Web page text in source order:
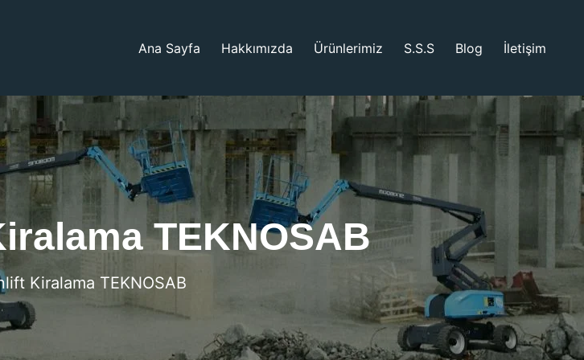
Ana Sayfa Hakkımızda Ürünlerimiz S.S.S Blog İletişim
TEKNOSAB
Kiralama TEKNOSAB